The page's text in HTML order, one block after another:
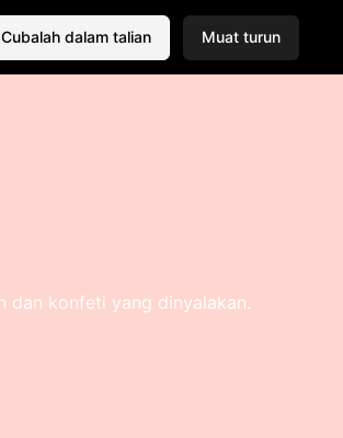
Cubalah dalam talian Muat turun